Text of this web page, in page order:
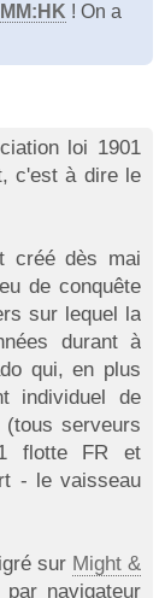
! On a
loi 1901
c'est à dire le
créé dès mai
de conquête
sur lequel la
durant à
qui, en plus
individuel de
serveurs
flotte FR et
- le vaisseau
sur Might &
navigateur